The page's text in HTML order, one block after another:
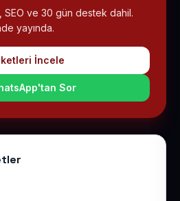
SEO ve 30 gün destek dahil.
yayında.
İncele
Sor